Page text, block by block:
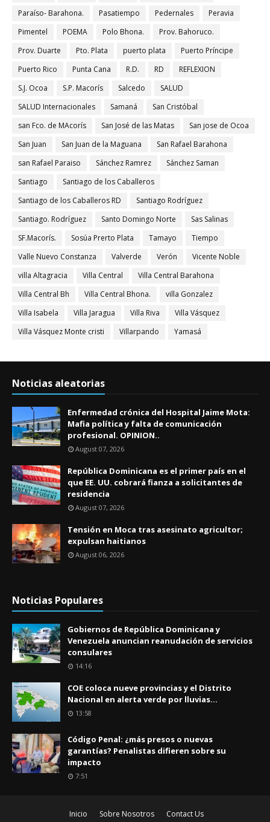
Paraíso- Barahona.
Pasatiempo Pedernales
Peravia
Pimentel
POEMA Polo Bhona.
Prov. Bahoruco.
Prov. Duarte
Pto. Plata puerto plata
Puerto Príncipe
Puerto Rico
Punta Cana R.D. RD
REFLEXION
S.J. Ocoa
S.P. Macorís Salcedo
SALUD
SALUD Internacionales
Samaná
San Cristóbal
san Fco. de MAcorís
San José de las Matas
San jose de Ocoa
San Juan
San Juan de la Maguana
San Rafael Barahona
san Rafael Paraiso
Sánchez Ramrez
Sánchez Saman
Santiago
Santiago de los Caballeros
Santiago de los Caballeros RD
Santiago Rodríguez
Santiago. Rodríguez
Santo Domingo Norte
Sas Salinas
SF.Macorís.
Sosúa Prerto Plata Tamayo
Tiempo
Valle Nuevo Constanza
Valverde Verón
Vicente Noble
villa Altagracia
Villa Central
Villa Central Barahona
Villa Central Bh
Villa Central Bhona.
villa Gonzalez
Villa Isabela
Villa Jaragua Villa Riva
Villa Vásquez
Villa Vásquez Monte cristi
Villarpando Yamasá
Noticias aleatorias
Enfermedad crónica del Hospital Jaime Mota:
Mafia política y falta de comunicación
profesional. OPINION..
August 07, 2026
República Dominicana es el primer país en el
que EE. UU. cobrará fianza a solicitantes de
residencia
August 07, 2026
Tensión en Moca tras asesinato agricultor;
expulsan haitianos
August 06, 2026
Noticias Populares
Gobiernos de República Dominicana y
Venezuela anuncian reanudación de servicios
consulares
14:16
COE coloca nueve provincias y el Distrito
Nacional en alerta verde por lluvias...
13:58
Código Penal: ¿más presos o nuevas
garantías? Penalistas difieren sobre su
impacto
7:51
Inicio Sobre Nosotros Contact Us